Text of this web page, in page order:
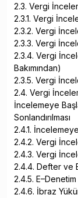
2.3. Vergi
2.3.1. Vergi
2.3.2. Vergi
2.3.3. Vergi
2.3.4. Vergi
Bakımından)
2.3.5. Vergi
2.4. Vergi
İncelemeye
Sonlandırılması
2.4.1.
2.4.2. Vergi
2.4.3. Vergi
2.4.4. Defter ve
2.4.5.
2.4.6. İbraz